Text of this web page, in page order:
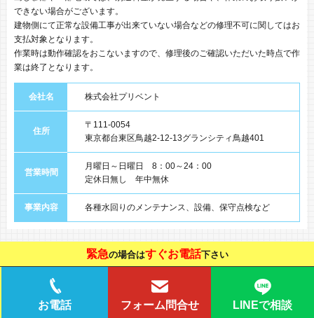
できない場合がございます。
建物側にて正常な設備工事が出来ていない場合などの修理不可に関してはお
支払対象となります。
作業時は動作確認をおこないますので、修理後のご確認いただいた時点で作
業は終了となります。
会社名 株式会社プリベント
住所
〒111-0054
東京都台東区鳥越2-12-13グランシティ鳥越401
営業時間
月曜日～日曜日 8：00～24：00
定休日無し 年中無休
事業内容 各種水回りのメンテナンス、設備、保守点検など
緊急の場合はすぐお電話下さい
お電話 フォーム問合せ LINEで相談